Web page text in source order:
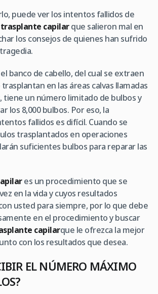
puede ver los intentos fallidos de
trasplante capilarque salieron mal en
los consejos de quienes han sufrido
banco de cabello, del cual se extraen
en las áreas calvas llamadas
tiene un número limitado de bulbos y
los 8,000 bulbos. Por eso, la
fallidos es difícil. Cuando se
trasplantados en operaciones
suficientes bulbos para reparar las
es un procedimiento que se
en la vida y cuyos resultados
usted para siempre, por lo que debe
en el procedimiento y buscar
capilarque le ofrezca la mejor
con los resultados que desea.
EL NÚMERO MÁXIMO